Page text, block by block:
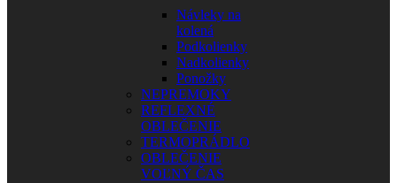
Návleky na
kolená
Podkolienky
Nadkolienky
Ponožky
NEPREMOKY
REFLEXNÉ
OBLEČENIE
TERMOPRÁDLO
OBLEČENIE
VOĽNÝ ČAS